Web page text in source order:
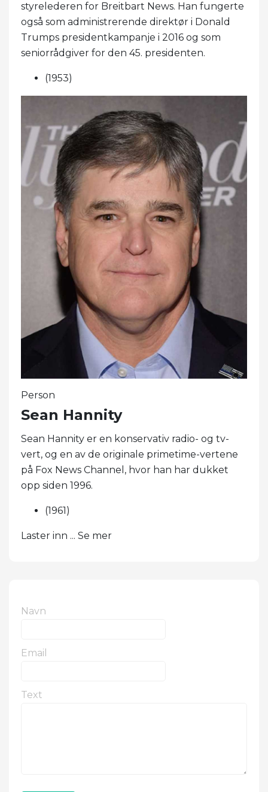
styrelederen for Breitbart News. Han fungerte
også som administrerende direktør i Donald
Trumps presidentkampanje i 2016 og som
seniorrådgiver for den 45. presidenten.
(1953)
Person
Sean Hannity
Sean Hannity er en konservativ radio- og tv-
vert, og en av de originale primetime-vertene
på Fox News Channel, hvor han har dukket
opp siden 1996.
(1961)
Laster inn ... Se mer
Navn
Email
Text